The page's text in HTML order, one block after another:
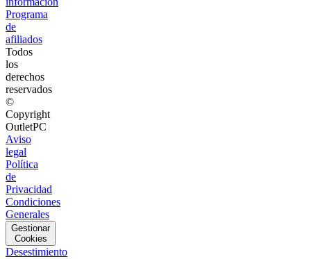
Programa
de
afiliados
Todos
los
derechos
reservados
©
Copyright
OutletPC
Aviso
legal
Política
de
Privacidad
Condiciones
Generales
Gestionar
Cookies
Desestimiento